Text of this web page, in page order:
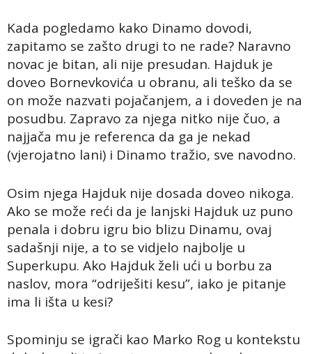
Kada pogledamo kako Dinamo dovodi,
zapitamo se zašto drugi to ne rade? Naravno
novac je bitan, ali nije presudan. Hajduk je
doveo Bornevkovića u obranu, ali teško da se
on može nazvati pojačanjem, a i doveden je na
posudbu. Zapravo za njega nitko nije čuo, a
najjača mu je referenca da ga je nekad
(vjerojatno lani) i Dinamo tražio, sve navodno.
Osim njega Hajduk nije dosada doveo nikoga.
Ako se može reći da je lanjski Hajduk uz puno
penala i dobru igru bio blizu Dinamu, ovaj
sadašnji nije, a to se vidjelo najbolje u
Superkupu. Ako Hajduk želi ući u borbu za
naslov, mora “odriješiti kesu”, iako je pitanje
ima li išta u kesi?
Spominju se igrači kao Marko Rog u kontekstu